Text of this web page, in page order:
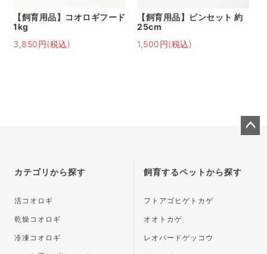
【飼育用品】コオロギフード
1kg
3,850円(税込)
【飼育用品】ピンセット 約
25cm
1,500円(税込)
カテゴリから探す
活コオロギ
乾燥コオロギ
冷凍コオロギ
飼育するペットから探す
フトアゴヒゲトカゲ
オオトカゲ
レオパードゲッコウ